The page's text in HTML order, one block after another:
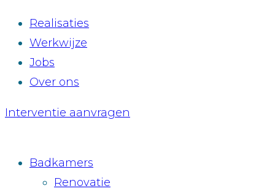
Realisaties
Werkwijze
Jobs
Over ons
Interventie aanvragen
Badkamers
Renovatie